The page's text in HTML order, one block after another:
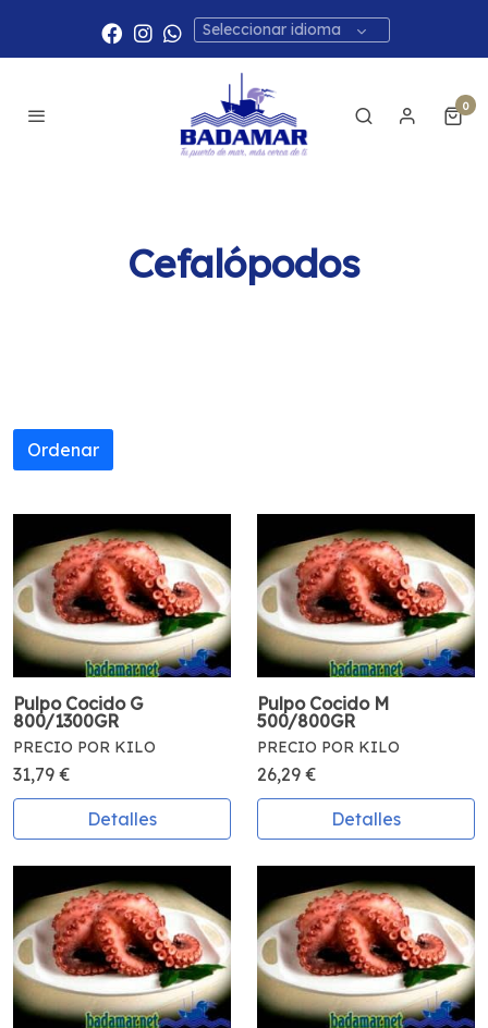
Seleccionar idioma
0
Cefalópodos
Ordenar
Pulpo Cocido G
800/1300GR
PRECIO POR KILO
31,79 €
Detalles
Pulpo Cocido M
500/800GR
PRECIO POR KILO
26,29 €
Detalles